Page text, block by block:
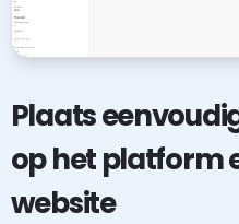
Plaats
op het platform
website